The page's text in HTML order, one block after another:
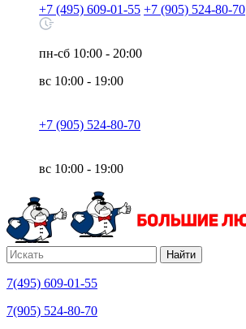
+7 (495) 609-01-55 +7 (905) 524-80-70
пн-сб 10:00 - 20:00
вс 10:00 - 19:00
+7 (905) 524-80-70
вс 10:00 - 19:00
Найти
7(495) 609-01-55
7(905) 524-80-70